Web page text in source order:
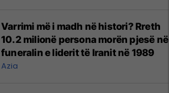
Varrimi më i madh në histori? Rreth
10.2 milionë persona morën pjesë në
funeralin e liderit të Iranit në 1989
Azia